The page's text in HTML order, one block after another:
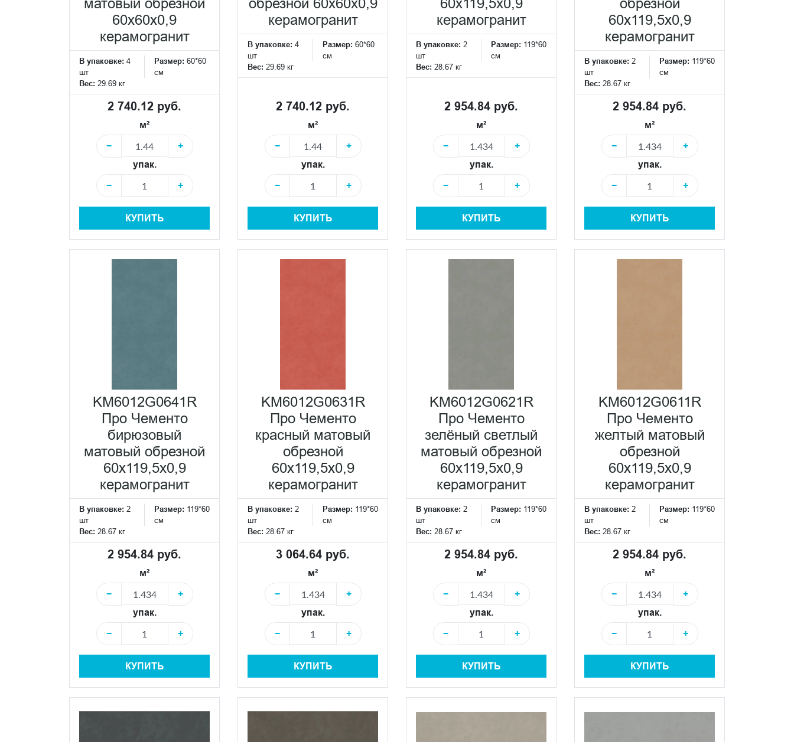
матовый обрезной
60х60x0,9
керамогранит
В упаковке: 4
шт
Размер: 60*60
см
Вес: 29.69 кг
2 740.12 руб.
м²
−
+
упак.
−
+
КУПИТЬ
обрезной 60х60x0,9
керамогранит
В упаковке: 4
шт
Размер: 60*60
см
Вес: 29.69 кг
2 740.12 руб.
м²
−
+
упак.
−
+
КУПИТЬ
60х119,5x0,9
керамогранит
В упаковке: 2
шт
Размер: 119*60
см
Вес: 28.67 кг
2 954.84 руб.
м²
−
+
упак.
−
+
КУПИТЬ
обрезной
60х119,5x0,9
керамогранит
В упаковке: 2
шт
Размер: 119*60
см
Вес: 28.67 кг
2 954.84 руб.
м²
−
+
упак.
−
+
КУПИТЬ
KM6012G0641R
Про Чементо
бирюзовый
матовый обрезной
60х119,5x0,9
керамогранит
В упаковке: 2
шт
Размер: 119*60
см
Вес: 28.67 кг
2 954.84 руб.
м²
−
+
упак.
−
+
КУПИТЬ
KM6012G0631R
Про Чементо
красный матовый
обрезной
60х119,5x0,9
керамогранит
В упаковке: 2
шт
Размер: 119*60
см
Вес: 28.67 кг
3 064.64 руб.
м²
−
+
упак.
−
+
КУПИТЬ
KM6012G0621R
Про Чементо
зелёный светлый
матовый обрезной
60х119,5x0,9
керамогранит
В упаковке: 2
шт
Размер: 119*60
см
Вес: 28.67 кг
2 954.84 руб.
м²
−
+
упак.
−
+
КУПИТЬ
KM6012G0611R
Про Чементо
желтый матовый
обрезной
60х119,5x0,9
керамогранит
В упаковке: 2
шт
Размер: 119*60
см
Вес: 28.67 кг
2 954.84 руб.
м²
−
+
упак.
−
+
КУПИТЬ